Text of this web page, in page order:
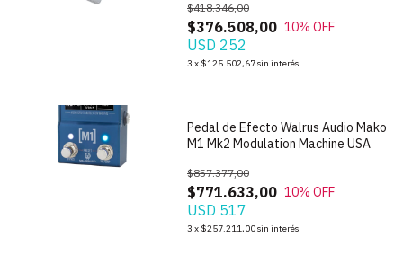
$376.508,00
$418.346,00
10% OFF
USD 252
3 x $125.502,67sin interés
Pedal de Efecto Walrus Audio Mako
M1 Mk2 Modulation Machine USA
$771.633,00
$857.377,00
10% OFF
USD 517
3 x $257.211,00sin interés